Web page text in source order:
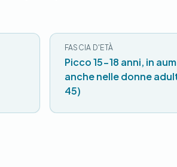
FASCIA D'ETÀ
Picco 15-18 anni, in
anche nelle donne
45)